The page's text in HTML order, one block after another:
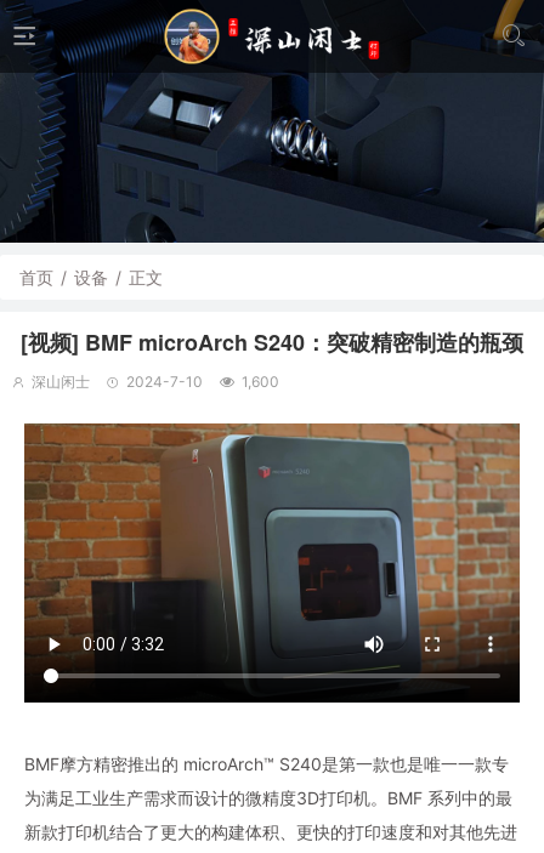
首页 / 设备 / 正文
[视频] BMF microArch S240：突破精密制造的瓶颈
深山闲士 2024-7-10 1,600
BMF摩方精密推出的 microArch™ S240是第一款也是唯一一款专
为满足工业生产需求而设计的微精度3D打印机。BMF 系列中的最
新款打印机结合了更大的构建体积、更快的打印速度和对其他先进